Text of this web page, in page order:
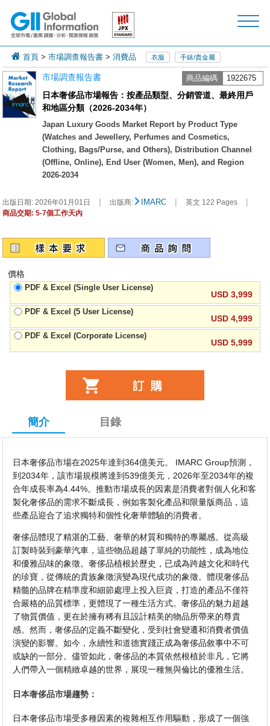
首頁 >市場調查報告書 >消費品 衣服 手錶/貴金屬
市場調查報告書 商品編碼 1922675
日本奢侈品市場報告：按產品類型、分銷管道、最終用戶
和地區分類（2026-2034年）
Japan Luxury Goods Market Report by Product Type
(Watches and Jewellery, Perfumes and Cosmetics,
Clothing, Bags/Purse, and Others), Distribution Channel
(Offline, Online), End User (Women, Men), and Region
2026-2034
出版日期:2026年01月01日 | 出版商: IMARC | 英文 122 Pages |
商品交期: 5-7個工作天內
價格
PDF & Excel (Single User License)
USD 3,999
PDF & Excel (5 User License)
USD 4,999
PDF & Excel (Corporate License)
USD 5,999
簡介 目錄
日本奢侈品市場在2025年達到364億美元。 IMARC Group預測，
到2034年，該市場規模將達到539億美元，2026年至2034年的複
合年成長率為4.44%。推動市場成長的因素是消費者對個人化和客
製化奢侈品的需求不斷成長，例如客製化產品和限量版商品，這
些產品迎合了追求獨特和個性化奢華體驗的消費者。
奢侈品體現了精湛的工藝、奢華的材質和獨特的專屬感。從高級
訂製時裝到豪華汽車，這些物品超越了單純的功能性，成為地位
和優雅品味的象徵。奢侈品植根於歷史，已成為跨越文化和時代
的珍寶，從傳統的貴族象徵演變為現代成功的象徵。體現奢侈品
精髓的品牌在精準度和細節處理上投入巨資，打造的產品不僅符
合嚴格的品質標準，更體現了一種生活方式。奢侈品的魅力超越
了物質價值，更在於擁有稀有且設計精美的物品所帶來的尊貴
感。然而，奢侈品的定義不斷變化，受到社會變遷和消費者價值
演變的影響。如今，永續性和道德實踐正成為奢侈品敘事中不可
或缺的一部分。儘管如此，奢侈品的本質依然根植於非凡，它將
人們帶入一個精緻卓越的世界，展現一種無與倫比的優雅生活。
日本奢侈品市場趨勢：
日本奢侈品市場受多種因素的複雜相互作用驅動，形成了一個強